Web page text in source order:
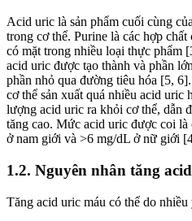
Acid uric là sản phẩm cuối cùng
trong cơ thể. Purine là các hợp
có mặt trong nhiều loại thực phẩm
acid uric được tạo thành và phần
phần nhỏ qua đường tiêu hóa [5,
cơ thể sản xuất quá nhiều acid uric
lượng acid uric ra khỏi cơ thể, dẫn
tăng cao. Mức acid uric được coi
ở nam giới và >6 mg/dL ở nữ giới
1.2. Nguyên nhân tăng
Tăng acid uric máu có thể do nhiều